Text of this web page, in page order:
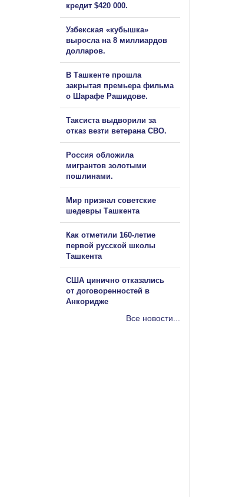
кредит $420 000.
Узбекская «кубышка»
выросла на 8 миллиардов
долларов.
В Ташкенте прошла
закрытая премьера фильма
о Шарафе Рашидове.
Таксиста выдворили за
отказ везти ветерана СВО.
Россия обложила
мигрантов золотыми
пошлинами.
Мир признал советские
шедевры Ташкента
Как отметили 160-летие
первой русской школы
Ташкента
США цинично отказались
от договоренностей в
Анкоридже
Все новости...